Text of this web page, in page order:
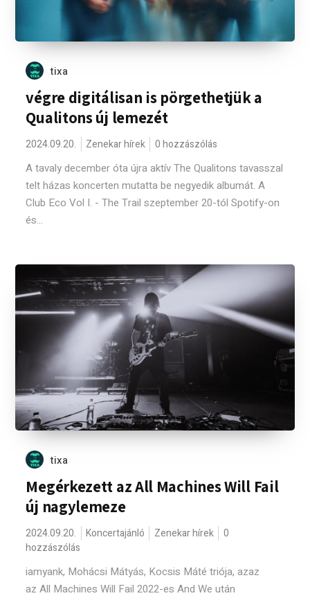
tixa
végre digitálisan is pörgethetjük a
Qualitons új lemezét
2024.09.20. Zenekar hírek 0 hozzászólás
A tavaly december óta újra aktív The Qualitons tavasszal
telt házas koncerten mutatta be negyedik albumát. A
Club Eco Vol I. - The Trail szeptember 20-tól Spotify-on
és...
tixa
Megérkezett az All Machines Will Fail
új nagylemeze
2024.09.20. Koncertajánló Zenekar hírek
0
hozzászólás
iamyank, Mohácsi Mátyás, Kocsis Máté triója, azaz
az All Machines Will Fail 2022-es And We után